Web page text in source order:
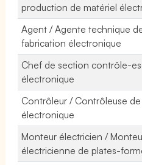
production de matériel
Agent / Agente technique
fabrication électronique
Chef de section contrôle-
électronique
Contrôleur / Contrôleuse
électronique
Monteur électricien /
électricienne de plates-